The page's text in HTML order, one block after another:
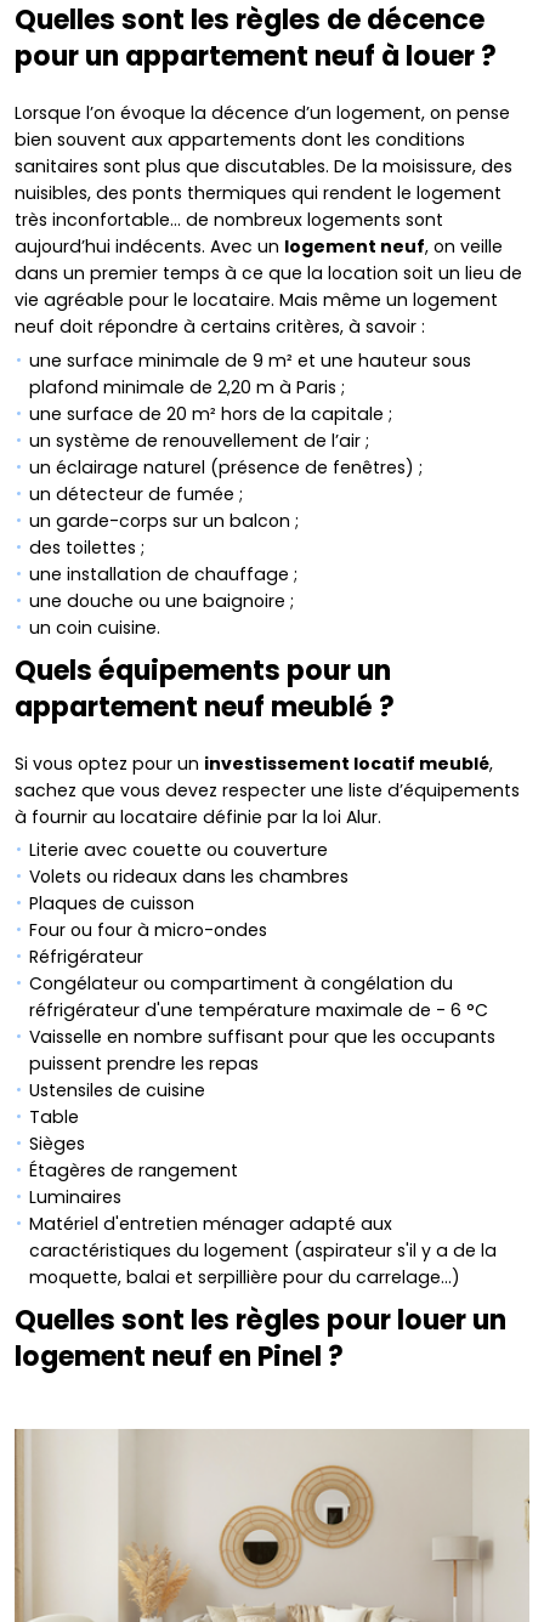
Quelles sont les règles de décence
pour un appartement neuf à louer ?
Lorsque l’on évoque la décence d’un logement, on pense
bien souvent aux appartements dont les conditions
sanitaires sont plus que discutables. De la moisissure, des
nuisibles, des ponts thermiques qui rendent le logement
très inconfortable… de nombreux logements sont
aujourd’hui indécents. Avec un logement neuf, on veille
dans un premier temps à ce que la location soit un lieu de
vie agréable pour le locataire. Mais même un logement
neuf doit répondre à certains critères, à savoir :
une surface minimale de 9 m² et une hauteur sous
plafond minimale de 2,20 m à Paris ;
une surface de 20 m² hors de la capitale ;
un système de renouvellement de l’air ;
un éclairage naturel (présence de fenêtres) ;
un détecteur de fumée ;
un garde-corps sur un balcon ;
des toilettes ;
une installation de chauffage ;
une douche ou une baignoire ;
un coin cuisine.
Quels équipements pour un
appartement neuf meublé ?
Si vous optez pour un investissement locatif meublé,
sachez que vous devez respecter une liste d’équipements
à fournir au locataire définie par la loi Alur.
Literie avec couette ou couverture
Volets ou rideaux dans les chambres
Plaques de cuisson
Four ou four à micro-ondes
Réfrigérateur
Congélateur ou compartiment à congélation du
réfrigérateur d'une température maximale de - 6 °C
Vaisselle en nombre suffisant pour que les occupants
puissent prendre les repas
Ustensiles de cuisine
Table
Sièges
Étagères de rangement
Luminaires
Matériel d'entretien ménager adapté aux
caractéristiques du logement (aspirateur s'il y a de la
moquette, balai et serpillière pour du carrelage...)
Quelles sont les règles pour louer un
logement neuf en Pinel ?